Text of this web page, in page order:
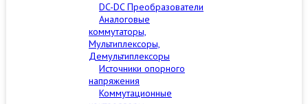
DC-DC Преобразователи
Аналоговые
коммутаторы,
Мультиплексоры,
Демультиплексоры
Источники опорного
напряжения
Коммутационные